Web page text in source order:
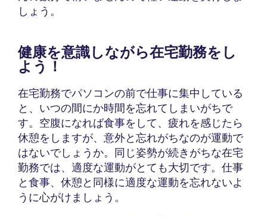
しょう。
健康を意識しながら在宅勤務をし
よう！
在宅勤務でパソコンの前で仕事に集中している
と、いつの間にか時間を忘れてしまいがちで
す。空腹になれば食事をして、疲れを感じたら
休憩をしますが、意外と忘れがちなのが運動で
はないでしょうか。同じ姿勢が続きがちな在宅
勤務では、適度な運動がとても大切です。仕事
と食事、休憩と同様に適度な運動を忘れないよ
うに心がけましょう。